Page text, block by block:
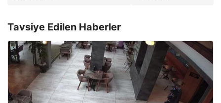
Tavsiye Edilen Haberler